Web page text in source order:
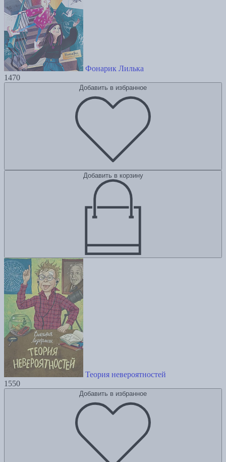
Фонарик Лилька
1470
Добавить в избранное
Добавить в корзину
Теория невероятностей
1550
Добавить в избранное